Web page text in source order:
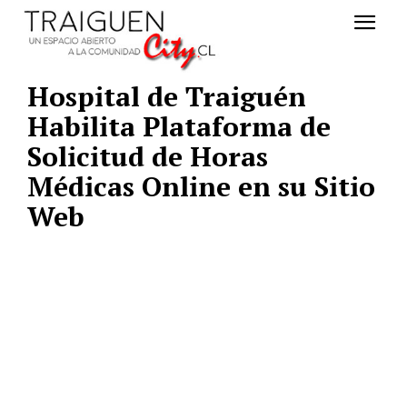
Hospital de Traiguén
Habilita Plataforma de
Solicitud de Horas
Médicas Online en su Sitio
Web